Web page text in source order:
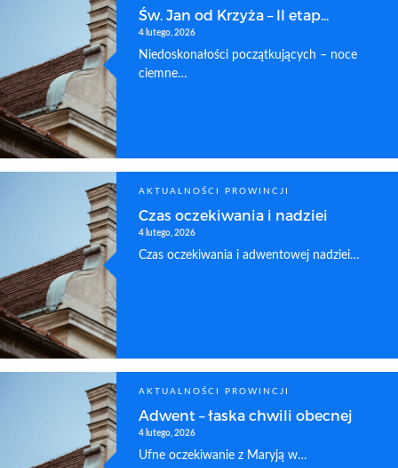
Św. Jan od Krzyża – II etap...
4 lutego, 2026
Niedoskonałości początkujących – noce
ciemne…
AKTUALNOŚCI PROWINCJI
Czas oczekiwania i nadziei
4 lutego, 2026
Czas oczekiwania i adwentowej nadziei…
AKTUALNOŚCI PROWINCJI
Adwent – łaska chwili obecnej
4 lutego, 2026
Ufne oczekiwanie z Maryją w…